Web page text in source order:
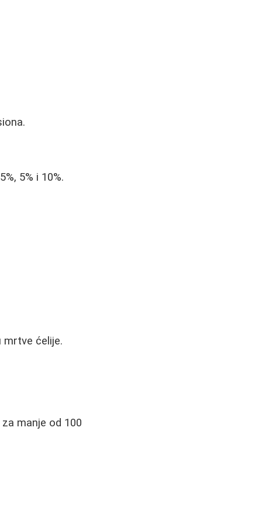
5% i 10%.
ćelije.
manje od 100